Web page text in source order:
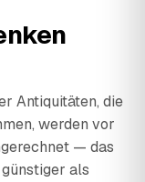
Antiquitäten, die
werden vor
— das
als